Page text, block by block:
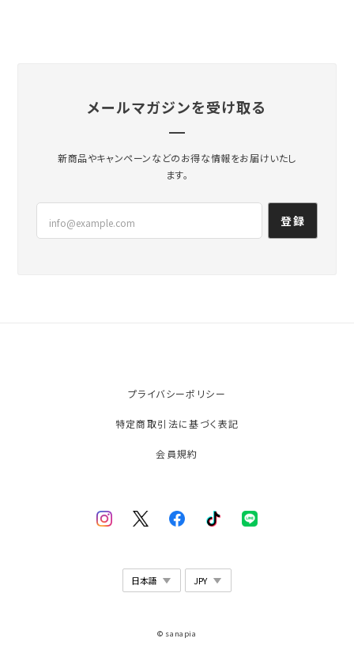
メールマガジンを受け取る
新商品やキャンペーンなどのお得な情報をお届けいたし
ます。
登録
プライバシーポリシー
特定商取引法に基づく表記
会員規約
© sanapia